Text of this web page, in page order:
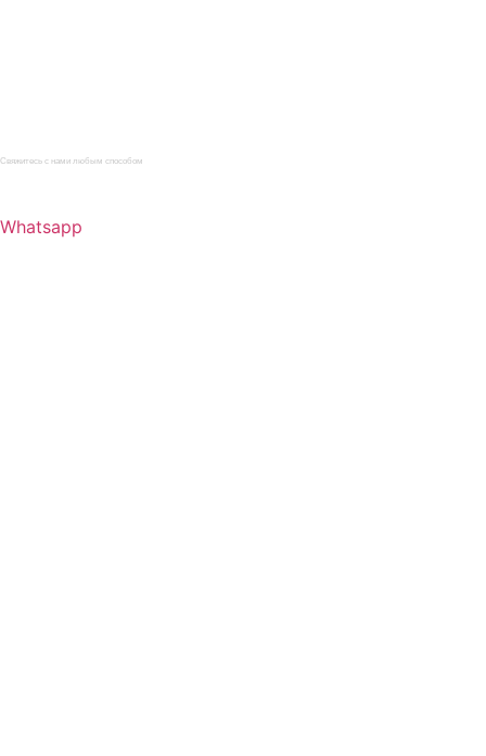
Свяжитесь с нами любым способом
Whatsapp